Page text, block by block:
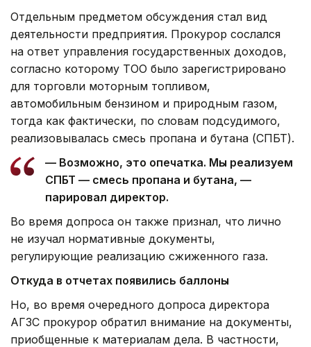
Отдельным предметом обсуждения стал вид
деятельности предприятия. Прокурор сослался
на ответ управления государственных доходов,
согласно которому ТОО было зарегистрировано
для торговли моторным топливом,
автомобильным бензином и природным газом,
тогда как фактически, по словам подсудимого,
реализовывалась смесь пропана и бутана (СПБТ).
— Возможно, это опечатка. Мы реализуем
СПБТ — смесь пропана и бутана, —
парировал директор.
Во время допроса он также признал, что лично
не изучал нормативные документы,
регулирующие реализацию сжиженного газа.
Откуда в отчетах появились баллоны
Но, во время очередного допроса директора
АГЗС прокурор обратил внимание на документы,
приобщенные к материалам дела. В частности,